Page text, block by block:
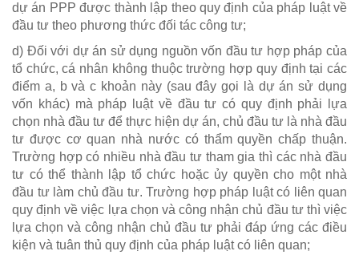
dự án PPP được thành lập theo quy định của pháp luật về
đầu tư theo phương thức đối tác công tư;
d) Đối với dự án sử dụng nguồn vốn đầu tư hợp pháp của
tổ chức, cá nhân không thuộc trường hợp quy định tại các
điểm a, b và c khoản này (sau đây gọi là dự án sử dụng
vốn khác) mà pháp luật về đầu tư có quy định phải lựa
chọn nhà đầu tư để thực hiện dự án, chủ đầu tư là nhà đầu
tư được cơ quan nhà nước có thẩm quyền chấp thuận.
Trường hợp có nhiều nhà đầu tư tham gia thì các nhà đầu
tư có thể thành lập tổ chức hoặc ủy quyền cho một nhà
đầu tư làm chủ đầu tư. Trường hợp pháp luật có liên quan
quy định về việc lựa chọn và công nhận chủ đầu tư thì việc
lựa chọn và công nhận chủ đầu tư phải đáp ứng các điều
kiện và tuân thủ quy định của pháp luật có liên quan;